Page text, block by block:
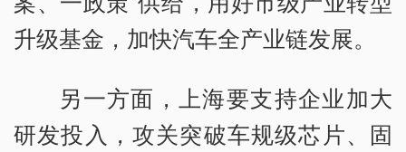
升级基金，加快汽车全产业链发展。
另一方面，上海要支持企业加大
研发投入，攻关突破车规级芯片、固